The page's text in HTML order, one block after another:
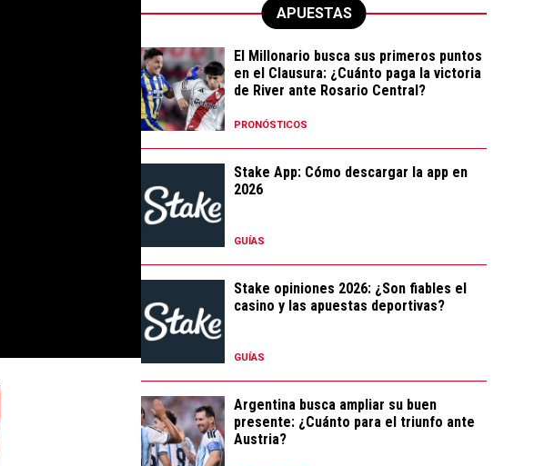
APUESTAS
El Millonario busca sus primeros puntos
en el Clausura: ¿Cuánto paga la victoria
de River ante Rosario Central?
PRONÓSTICOS
Stake App: Cómo descargar la app en
2026
GUÍAS
Stake opiniones 2026: ¿Son fiables el
casino y las apuestas deportivas?
GUÍAS
Argentina busca ampliar su buen
presente: ¿Cuánto para el triunfo ante
Austria?